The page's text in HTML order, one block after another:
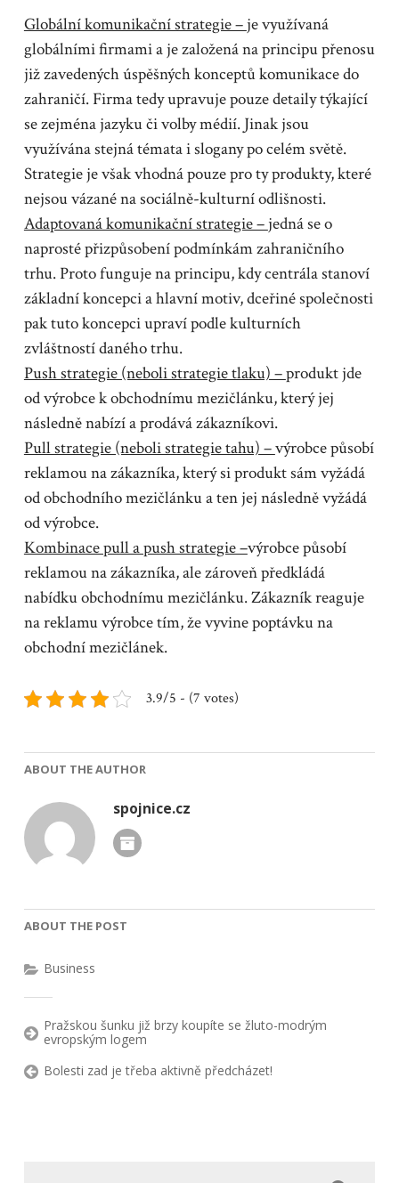
Globální komunikační strategie –je využívaná
globálními firmami a je založená na principu přenosu
již zavedených úspěšných konceptů komunikace do
zahraničí. Firma tedy upravuje pouze detaily týkající
se zejména jazyku či volby médií. Jinak jsou
využívána stejná témata i slogany po celém světě.
Strategie je však vhodná pouze pro ty produkty, které
nejsou vázané na sociálně-kulturní odlišnosti.
Adaptovaná komunikační strategie –jedná se o
naprosté přizpůsobení podmínkám zahraničního
trhu. Proto funguje na principu, kdy centrála stanoví
základní koncepci a hlavní motiv, dceřiné společnosti
pak tuto koncepci upraví podle kulturních
zvláštností daného trhu.
Push strategie (neboli strategie tlaku) –produkt jde
od výrobce k obchodnímu mezičlánku, který jej
následně nabízí a prodává zákazníkovi.
Pull strategie (neboli strategie tahu) –výrobce působí
reklamou na zákazníka, který si produkt sám vyžádá
od obchodního mezičlánku a ten jej následně vyžádá
od výrobce.
Kombinace pull a push strategie –výrobce působí
reklamou na zákazníka, ale zároveň předkládá
nabídku obchodnímu mezičlánku. Zákazník reaguje
na reklamu výrobce tím, že vyvine poptávku na
obchodní mezičlánek.
3.9/5 - (7 votes)
ABOUT THE AUTHOR
spojnice.cz
ABOUT THE POST
Business
Pražskou šunku již brzy koupíte se žluto-modrým
evropským logem
Bolesti zad je třeba aktivně předcházet!